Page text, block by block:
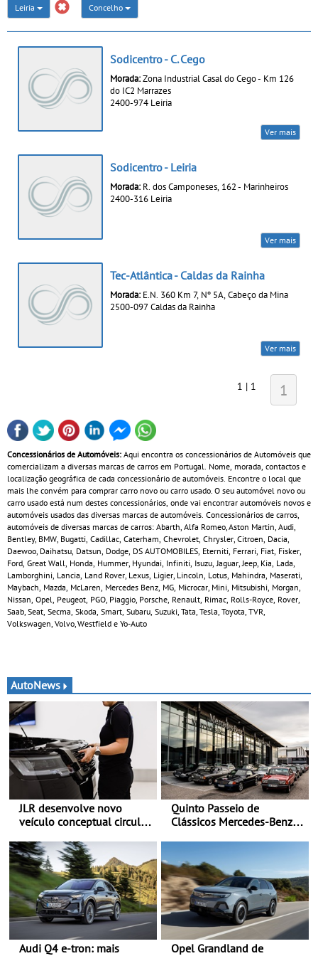
Leiria Concelho
Sodicentro - C. Cego
Morada:Zona Industrial Casal do Cego - Km 126
do IC2 Marrazes
2400-974 Leiria
Ver mais
Sodicentro - Leiria
Morada: R. dos Camponeses, 162 - Marinheiros
2400-316 Leiria
Ver mais
Tec-Atlântica - Caldas da Rainha
Morada: E.N. 360 Km 7, Nº 5A, Cabeço da Mina
2500-097 Caldas da Rainha
Ver mais
1 | 1 1
Concessionários de Automóveis: Aqui encontra os concessionários de Automóveis que
comercializam a diversas marcas de carros em Portugal. Nome, morada, contactos e
localização geográfica de cada concessionário de automóveis. Encontre o local que
mais lhe convém para comprar carro novo ou carro usado. O seu automóvel novo ou
carro usado está num destes concessionários, onde vai encontrar automóveis novos e
automóveis usados das diversas marcas de automóveis. Concessionários de carros,
automóveis de diversas marcas de carros: Abarth, Alfa Romeo, Aston Martin, Audi,
Bentley, BMW, Bugatti, Cadillac, Caterham, Chevrolet, Chrysler, Citroen, Dacia,
Daewoo, Daihatsu, Datsun, Dodge, DS AUTOMOBILES, Eterniti, Ferrari, Fiat, Fisker,
Ford, Great Wall, Honda, Hummer, Hyundai, Infiniti, Isuzu, Jaguar, Jeep, Kia, Lada,
Lamborghini, Lancia, Land Rover, Lexus, Ligier, Lincoln, Lotus, Mahindra, Maserati,
Maybach, Mazda, McLaren, Mercedes Benz, MG, Microcar, Mini, Mitsubishi, Morgan,
Nissan, Opel, Peugeot, PGO, Piaggio, Porsche, Renault, Rimac, Rolls-Royce, Rover,
Saab, Seat, Secma, Skoda, Smart, Subaru, Suzuki, Tata, Tesla, Toyota, TVR,
Volkswagen, Volvo, Westfield e Yo-Auto
AutoNews
JLR desenvolve novo
veículo conceptual circular
carbono - O projeto é
designado como
Cornerstone
Quinto Passeio de
Clássicos Mercedes-Benz
Audi Q4 e-tron: mais
Opel Grandland de